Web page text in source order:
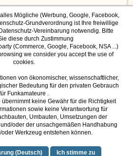
YSF
YSF Mode
Mögliche (Werbung, Google, Facebook,
Grundverordnung ist Ihre freiwillige
Vereinbarung notwendig. Bitte
diese durch Zustimmung
(Commerce, Google, Facebook, NSA ...)
we consider you accept the use of
cookies.
von ökonomischer, wissenschaftlicher,
Bedeutung für den privaten Gebrauch
Funkamateure .
übernimmt keine Gewähr für die Richtigkeit
sowie keine Verantwortung für
Umbauten, Umsetzungen der
oder der unsachgemäßen Handhabung
Werkzeug entstehen können.
(Deutsch) Ich stimme zu